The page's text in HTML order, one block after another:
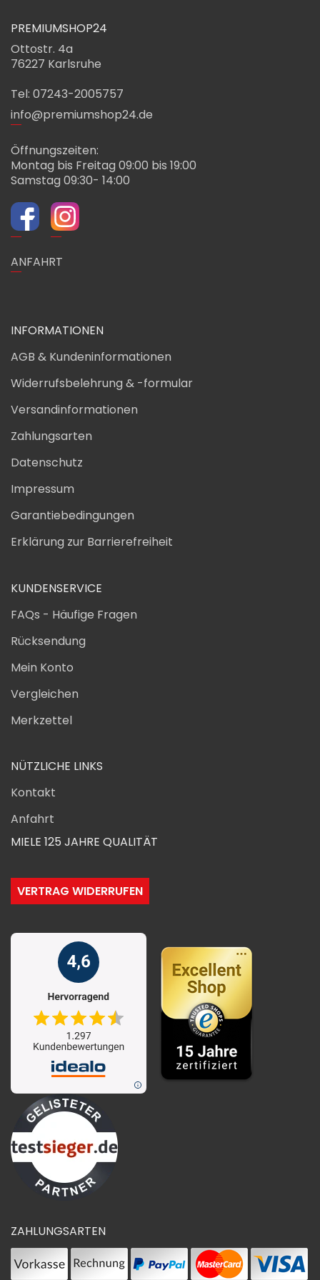
PREMIUMSHOP24
Ottostr. 4a
76227 Karlsruhe
Tel: 07243-2005757
info@premiumshop24.de
Öffnungszeiten:
Montag bis Freitag 09:00 bis 19:00
Samstag 09:30- 14:00
ANFAHRT
INFORMATIONEN
AGB & Kundeninformationen
Widerrufsbelehrung & -formular
Versandinformationen
Zahlungsarten
Datenschutz
Impressum
Garantiebedingungen
Erklärung zur Barrierefreiheit
KUNDENSERVICE
FAQs - Häufige Fragen
Rücksendung
Mein Konto
Vergleichen
Merkzettel
NÜTZLICHE LINKS
Kontakt
Anfahrt
MIELE 125 JAHRE QUALITÄT
VERTRAG WIDERRUFEN
ZAHLUNGSARTEN